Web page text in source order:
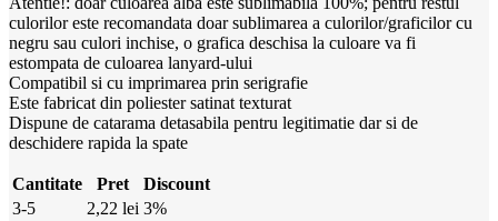
culorilor este recomandata doar sublimarea a culorilor/graficilor cu
negru sau culori inchise, o grafica deschisa la culoare va fi
estompata de culoarea lanyard-ului
Compatibil si cu imprimarea prin serigrafie
Este fabricat din poliester satinat texturat
Dispune de catarama detasabila pentru legitimatie dar si de
deschidere rapida la spate
Cantitate Pret
Discount
3-5
2,22 lei 3%